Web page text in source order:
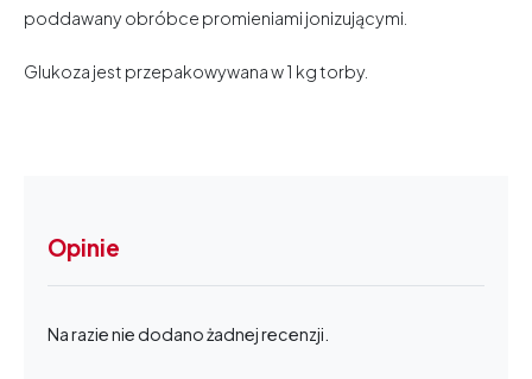
poddawany obróbce promieniami jonizującymi.
Glukoza jest przepakowywana w 1 kg torby.
Opinie
Na razie nie dodano żadnej recenzji.